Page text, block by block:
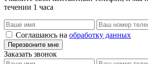
течении 1 часа
Соглашаюсь на обработку данных
Перезвоните мне
Заказать звонок